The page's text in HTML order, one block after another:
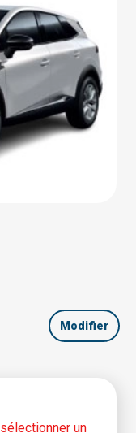
Modifier
un